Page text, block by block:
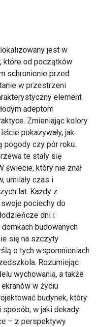
jest w
które od początków
schronienie przed
w przestrzeni
element
adeptom
Zmieniając kolory
pokazywały, jak
pogody czy pór roku.
te stały się
świecie, który nie znał
umilały czas i
lat. Każdy z
pociechy do
dni i
budowanych
się na szczyty
o tych wspomnieniach
Rozumiejąc
wychowania, a także
ekranów w życiu
budynek, który
w jaki dekady
– z perspektywy